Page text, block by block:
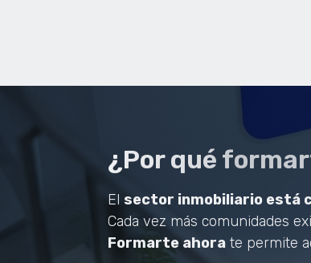
¿Por qué
Elsector inmobiliario está
Cada vez más comunidades
Formarte ahora te permite